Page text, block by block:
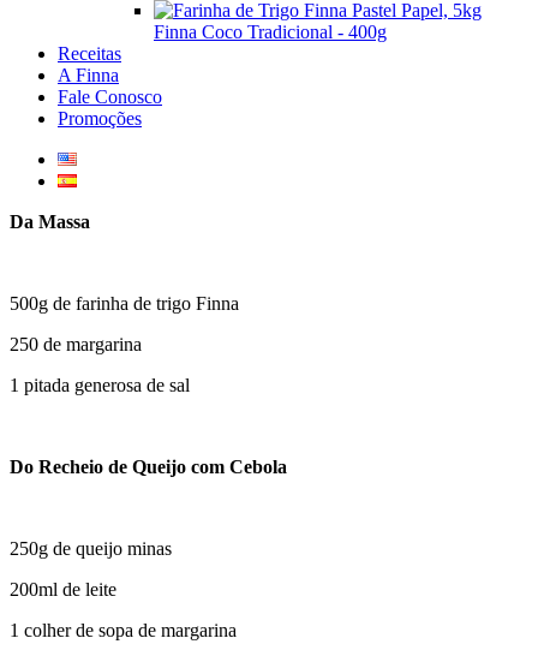
Finna Coco Tradicional - 400g
Receitas
A Finna
Fale Conosco
Promoções
Da Massa
500g de farinha de trigo Finna
250 de margarina
1 pitada generosa de sal
Do Recheio de Queijo com Cebola
250g de queijo minas
200ml de leite
1 colher de sopa de margarina